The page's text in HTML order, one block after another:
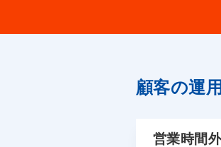
顧客の運
営業時間